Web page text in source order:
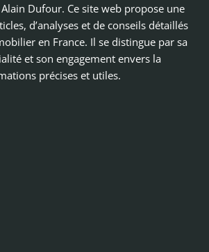
Dufour. Ce site web propose une
d’analyses et de conseils détaillés
en France. Il se distingue par sa
et son engagement envers la
précises et utiles.